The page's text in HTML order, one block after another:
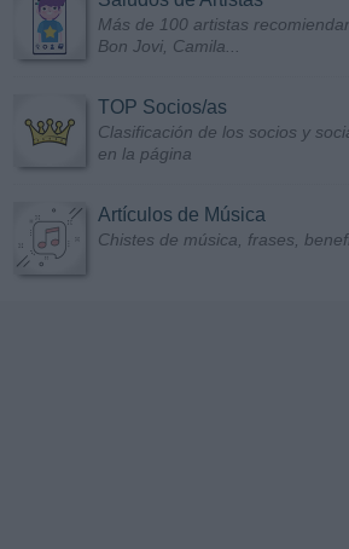
Más de 100 artistas
Bon Jovi, Camila...
TOP Socios/as
Clasificación de los socios y
en la página
Artículos de Música
Chistes de música, frases,